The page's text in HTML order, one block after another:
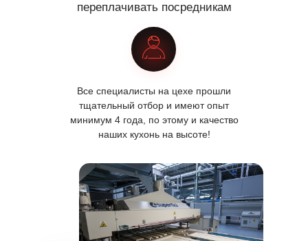
переплачивать посредникам
Все специалисты на цехе прошли
тщательный отбор и имеют опыт
минимум 4 года, по этому и качество
наших кухонь на высоте!